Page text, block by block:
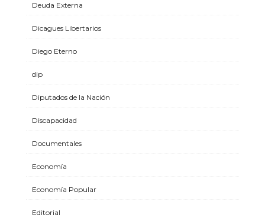
Deuda Externa
Dicagues Libertarios
Diego Eterno
dip
Diputados de la Nación
Discapacidad
Documentales
Economía
Economía Popular
Editorial